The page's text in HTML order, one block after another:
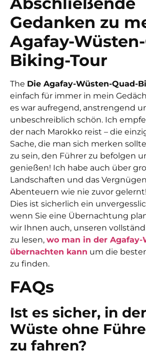
Gedanken zu
Agafay-
Biking-Tour
The Die Agafay-Wüsten-Quad-
einfach für immer in mein
es war aufregend, anstrengend
unbeschreiblich schön. Ich
der nach Marokko reist – die
Sache, die man sich merken
zu sein, den Führer zu befolgen
genießen! Ich habe auch über
Landschaften und das
Abenteuern wie nie zuvor
Dies ist sicherlich ein
wenn Sie eine Übernachtung
wir Ihnen auch, unseren
zu lesen, wo man in der Agafay-
übernachten kann um die
zu finden.
FAQs
Ist es sicher, in
Wüste ohne
zu fahren?